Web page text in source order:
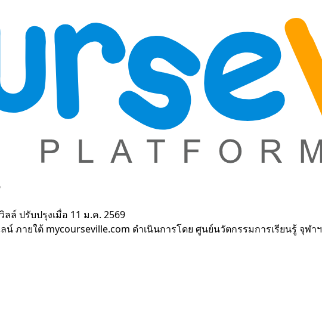
ลล์ ปรับปรุงเมื่อ 11 ม.ค. 2569
ภายใต้ mycourseville.com ดำเนินการโดย ศูนย์นวัตกรรมการเรียนรู้ จุฬาฯ